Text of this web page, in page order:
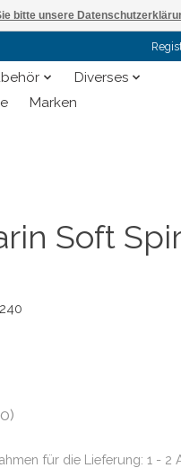
Diverses
Marken
Soft
Produkts ist
für die Lieferung: 1 - 2
bitte unsere